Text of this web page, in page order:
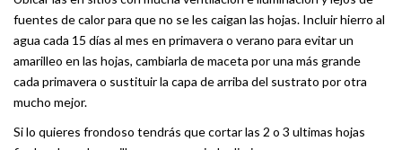
fuentes de calor para que no se les caigan las hojas. Incluir hierro al
agua cada 15 días al mes en primavera o verano para evitar un
amarilleo en las hojas, cambiarla de maceta por una más grande
cada primavera o sustituir la capa de arriba del sustrato por otra
mucho mejor.
Si lo quieres frondoso tendrás que cortar las 2 o 3 ultimas hojas